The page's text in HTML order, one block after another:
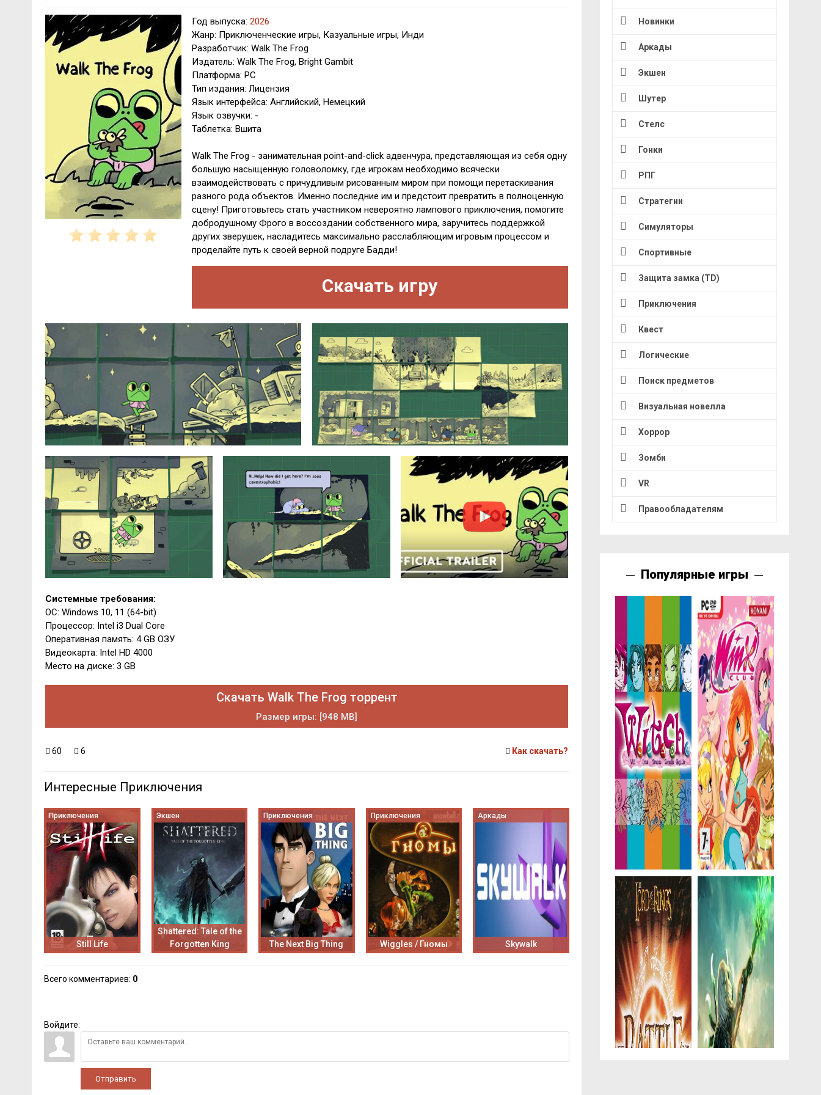
Год выпуска: 2026
Жанр: Приключенческие игры, Казуальные игры, Инди
Разработчик: Walk The Frog
Издатель: Walk The Frog, Bright Gambit
Платформа: PC
Тип издания: Лицензия
Язык интерфейса: Английский, Немецкий
Язык озвучки: -
Таблетка: Вшита
Walk The Frog - занимательная point-and-click адвенчура, представляющая из себя одну
большую насыщенную головоломку, где игрокам необходимо всячески
взаимодействовать с причудливым рисованным миром при помощи перетаскивания
разного рода объектов. Именно последние им и предстоит превратить в полноценную
сцену! Приготовьтесь стать участником невероятно лампового приключения, помогите
добродушному Фрого в воссоздании собственного мира, заручитесь поддержкой
других зверушек, насладитесь максимально расслабляющим игровым процессом и
проделайте путь к своей верной подруге Бадди!
Скачать игру
Системные требования:
ОС: Windows 10, 11 (64-bit)
Процессор: Intel i3 Dual Core
Оперативная память: 4 GB ОЗУ
Видеокарта: Intel HD 4000
Место на диске: 3 GB
Скачать Walk The Frog торрент
Размер игры: [948 MB]
60 6 Как скачать?
Интересные Приключения
Приключения
Still Life
Экшен
Shattered: Tale of the
Forgotten King
Приключения
The Next Big Thing
Приключения
Wiggles / Гномы
Аркады
Skywalk
Всего комментариев: 0
Войдите:
Отправить
Новинки
Аркады
Экшен
Шутер
Стелс
Гонки
РПГ
Стратегии
Симуляторы
Спортивные
Защита замка (TD)
Приключения
Квест
Логические
Поиск предметов
Визуальная новелла
Хоррор
Зомби
VR
Правообладателям
Популярные игры